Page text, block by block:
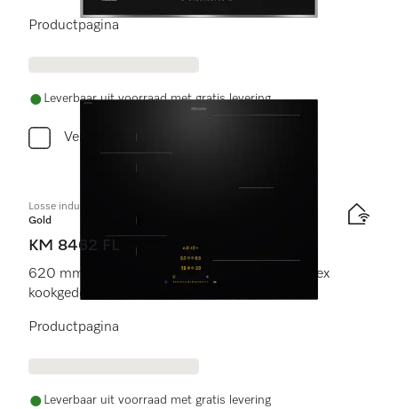
Productpagina
Leverbaar uit voorraad met gratis levering
Vergelijken
Losse inductiekookplaat
Gold
KM 8462 FL
620 mm | Afzonderlijke kookzones en PowerFlex
kookgedeelte
Productpagina
Leverbaar uit voorraad met gratis levering